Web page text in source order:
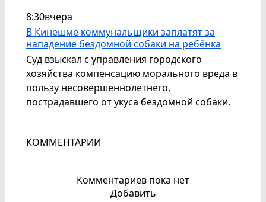
8:30вчера
В Кинешме коммунальщики заплатят за
нападение бездомной собаки на ребёнка
Суд взыскал с управления городского
хозяйства компенсацию морального вреда в
пользу несовершеннолетнего,
пострадавшего от укуса бездомной собаки.
КОММЕНТАРИИ
Комментариев пока нет
Добавить